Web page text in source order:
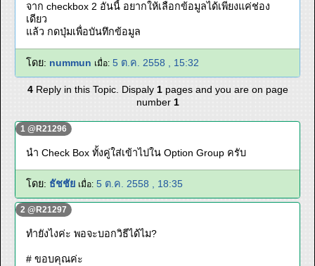
จาก checkbox 2 อันนี้ อยากให้เลือกข้อมูลได้เพียงแค่ช่อง
เดียว
แล้ว กดปุ่มเพื่อบันทึกข้อมูล
โดย: nummun เมื่อ: 5 ต.ค. 2558 , 15:32
4Reply in this Topic. Dispaly 1 pages and you are on page
number 1
1 @R21296
นำ Check Box ทั้งคู่ใส่เข้าไปใน Option Group ครับ
โดย: ธัชชัย เมื่อ: 5 ต.ค. 2558 , 18:35
2 @R21297
ทำยังไงค่ะ พอจะบอกวิธีได้ไม?
# ขอบคุณค่ะ